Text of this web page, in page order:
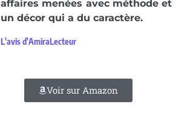
affaires menées avec méthode et
un décor qui a du caractère.
L'avis d'AmiraLecteur
Voir sur Amazon